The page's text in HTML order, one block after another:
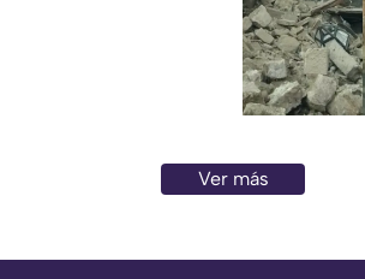
Ver más